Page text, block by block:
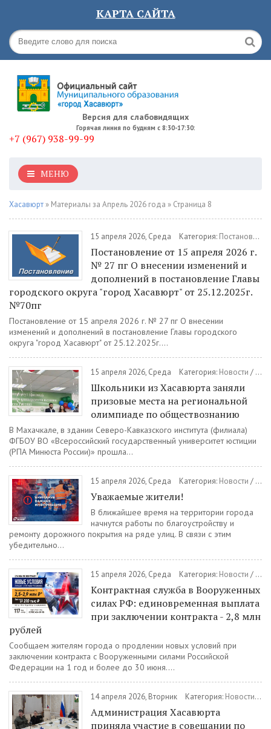
КАРТА САЙТА
Версия для слабовидящих
Горячая линия по будням с 8:30-17:30:
+7 (967) 938-99-99
МЕНЮ
Хасавюрт » Материалы за Апрель 2026 года » Страница 8
15 апреля 2026, Среда Категория: Постановления
Постановление от 15 апреля 2026 г.
№ 27 пг О внесении изменений и
дополнений в постановление Главы
городского округа "город Хасавюрт" от 25.12.2025г.
№70пг
Постановление от 15 апреля 2026 г. № 27 пг О внесении
изменений и дополнений в постановление Главы городского
округа "город Хасавюрт" от 25.12.2025г....
15 апреля 2026, Среда Категория: Новости /
Школьники из Хасавюрта заняли
призовые места на региональной
олимпиаде по обществознанию
В Махачкале, в здании Северо-Кавказского института (филиала)
ФГБОУ ВО «Всероссийский государственный университет юстиции
(РПА Минюста России)» прошла...
15 апреля 2026, Среда Категория: Новости / ЖКХ
Уважаемые жители!
В ближайшее время на территории города
начнутся работы по благоустройству и
ремонту дорожного покрытия на ряде улиц. В связи с этим
убедительно...
15 апреля 2026, Среда Категория: Новости /
Контрактная служба в Вооруженных
силах РФ: единовременная выплата
при заключении контракта - 2,8 млн
рублей
Сообщаем жителям города о продлении новых условий при
заключении контракта с Вооруженными силами Российской
Федерации на 1 год и более до 30 июня....
14 апреля 2026, Вторник Категория: Новости/
Администрация Хасавюрта
приняла участие в совещании по